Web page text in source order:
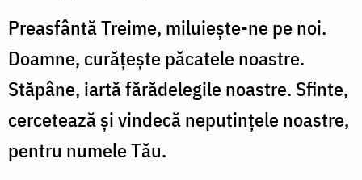
Preasfântă Treime, miluiește-ne pe noi.
Doam­ne, curățește păcatele noastre.
Stăpâne, iartă fărădelegile noastre. Sfinte,
cercetează și vin­decă neputințele noas­tre,
pentru numele Tău.